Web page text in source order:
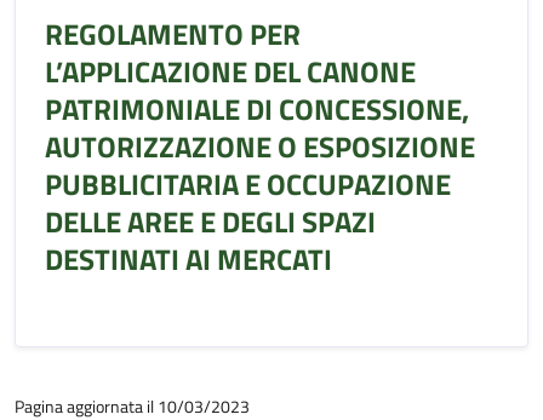
REGOLAMENTO PER
L’APPLICAZIONE DEL CANONE
PATRIMONIALE DI CONCESSIONE,
AUTORIZZAZIONE O ESPOSIZIONE
PUBBLICITARIA E OCCUPAZIONE
DELLE AREE E DEGLI SPAZI
DESTINATI AI MERCATI
Pagina aggiornata il 10/03/2023